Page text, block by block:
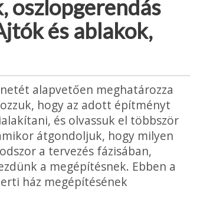
oszlopgerendás
és ablakok,
alapvetően meghatározza
hogy az adott építményt
és olvassuk el többször
átgondoljuk, hogy milyen
a tervezés fázisában,
a megépítésnek. Ebben a
ház megépítésének